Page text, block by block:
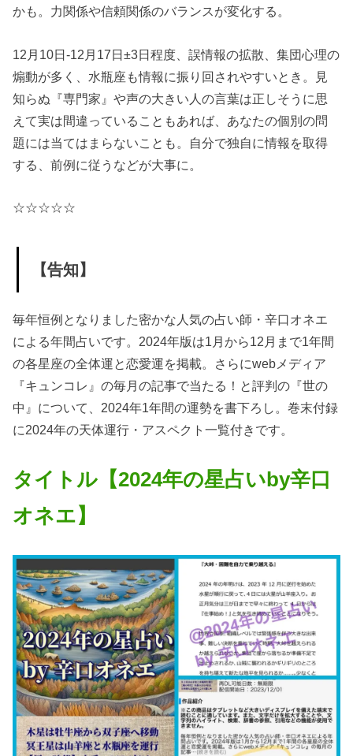
かも。力関係や信頼関係のバランスが変化する。
12月10日-12月17日±3日程度、誤情報の拡散、集団心理の
煽動が多く、水瓶座も情報に振り回されやすいとき。見
知らぬ『専門家』や声の大きい人の言葉は正しそうに思
えて実は間違っていることもあれば、あなたの個別の問
題には当てはまらないことも。自分で独自に情報を取得
する、前例に従うなどが大事に。
☆☆☆☆☆
【告知】
毎年恒例となりました密かな人気の占い師・辛口オネエ
による年間占いです。2024年版は1月から12月まで1年間
の各星座の全体運と恋愛運を掲載。さらにwebメディア
『キュンコレ』の毎月の記事で当たる！と評判の『世の
中』について、2024年1年間の運勢を書下ろし。巻末付録
に2024年の天体運行・アスペクト一覧付きです。
タイトル【2024年の星占いby辛口
オネエ】